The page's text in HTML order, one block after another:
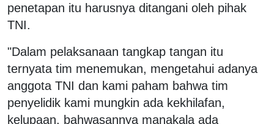
penetapan itu harusnya ditangani oleh pihak
TNI.
"Dalam pelaksanaan tangkap tangan itu
ternyata tim menemukan, mengetahui adanya
anggota TNI dan kami paham bahwa tim
penyelidik kami mungkin ada kekhilafan,
kelupaan, bahwasannya manakala ada